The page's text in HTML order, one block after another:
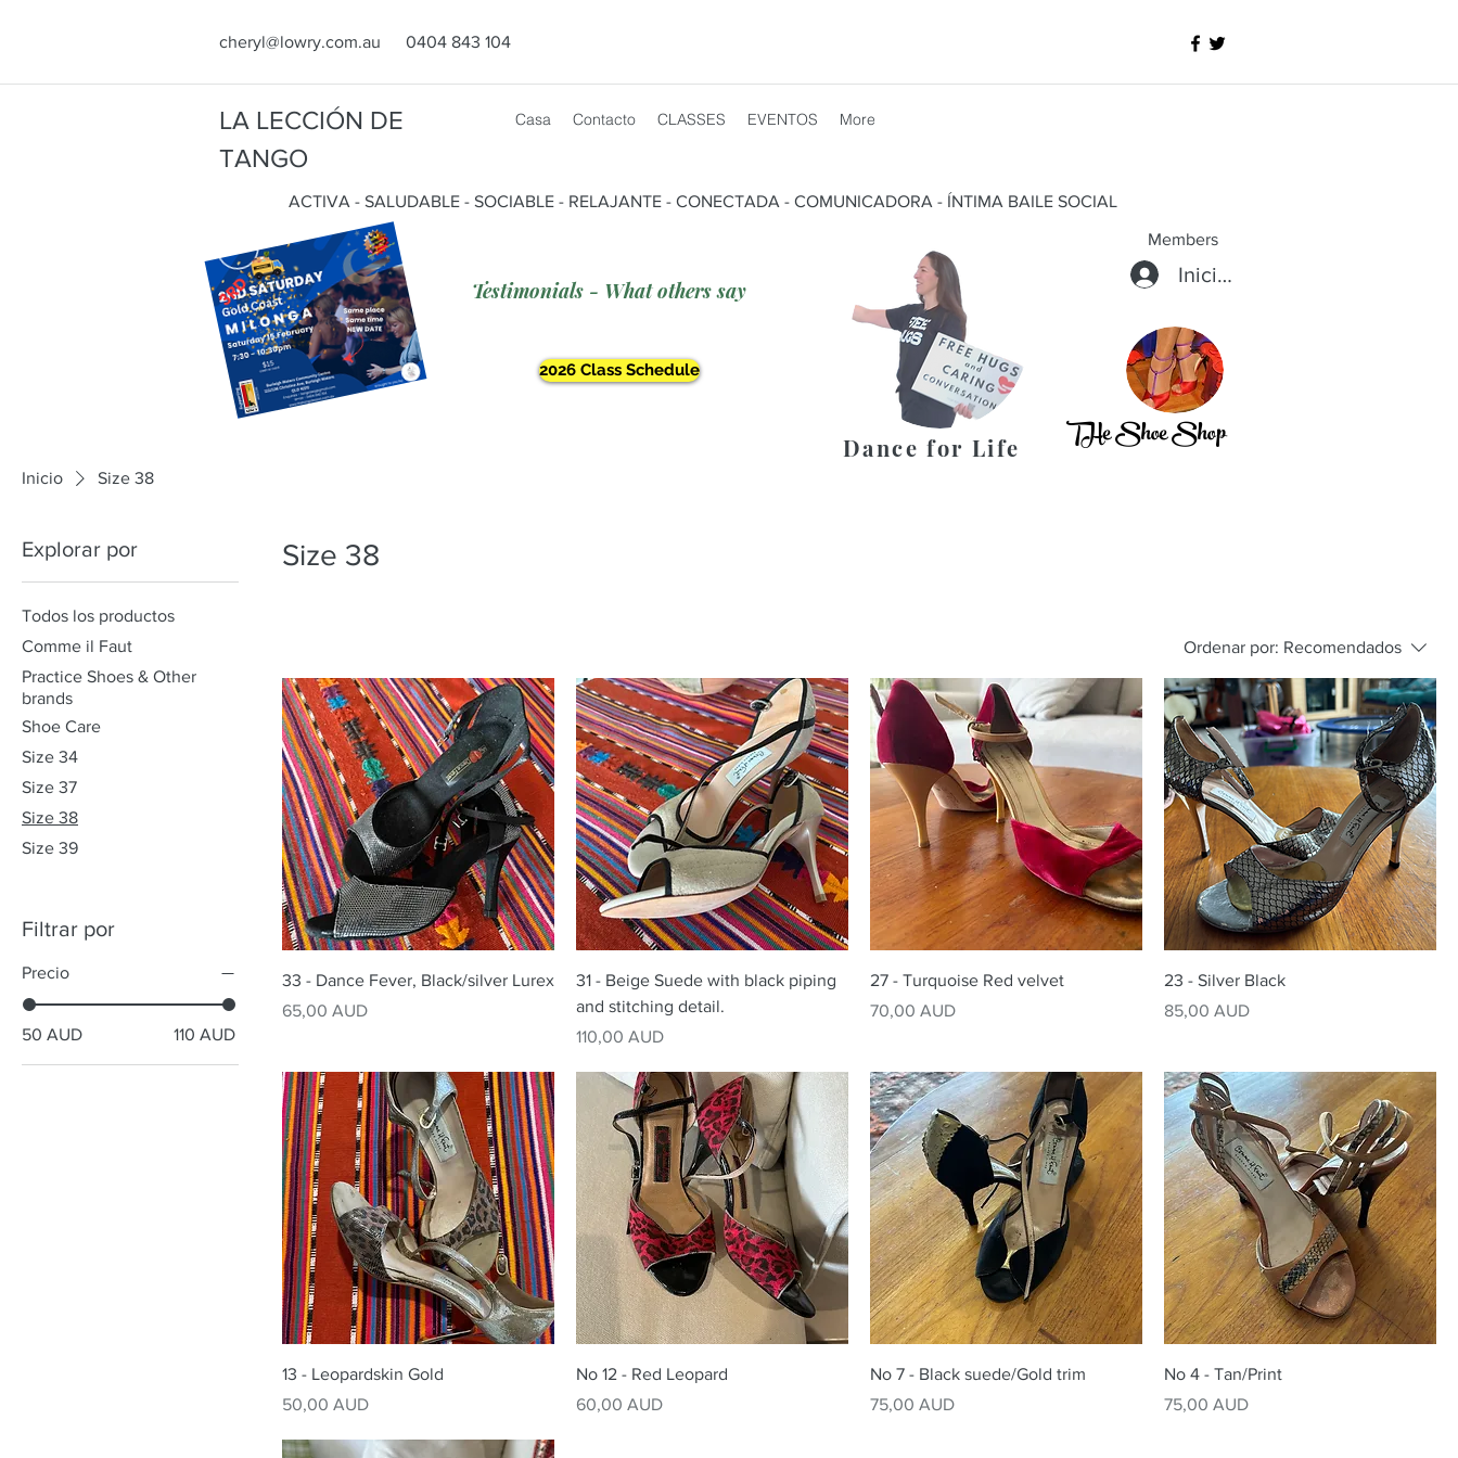
cheryl@lowry.com.au 0404 843 104
LA LECCIÓN DE
TANGO
Casa Contacto CLASSES EVENTOS More
ACTIVA - SALUDABLE - SOCIABLE - RELAJANTE - CONECTADA - COMUNICADORA - ÍNTIMA BAILE SOCIAL
Testimonials - What others say
2026 Class Schedule
Dance for Life
Members
Iniciar sesión
THe Shoe Shop
Inicio Size 38
Explorar por
Todos los productos
Comme il Faut
Practice Shoes & Other
brands
Shoe Care
Size 34
Size 37
Size 38
Size 39
Filtrar por
Precio
50 AUD 110 AUD
Size 38
Ordenar por: Recomendados
33 - Dance Fever, Black/silver Lurex
Precio
65,00 AUD
31 - Beige Suede with black piping
and stitching detail.
Precio
110,00 AUD
27 - Turquoise Red velvet
Precio
70,00 AUD
23 - Silver Black
Precio
85,00 AUD
13 - Leopardskin Gold
Precio
50,00 AUD
No 12 - Red Leopard
Precio
60,00 AUD
No 7 - Black suede/Gold trim
Precio
75,00 AUD
No 4 - Tan/Print
Precio
75,00 AUD